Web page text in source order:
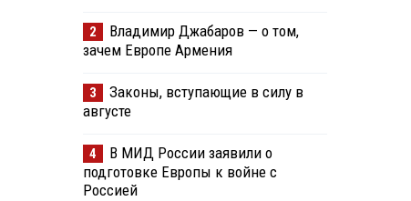
2
Владимир Джабаров — о том,
зачем Европе Армения
3
Законы, вступающие в силу в
августе
4
В МИД России заявили о
подготовке Европы к войне с
Россией